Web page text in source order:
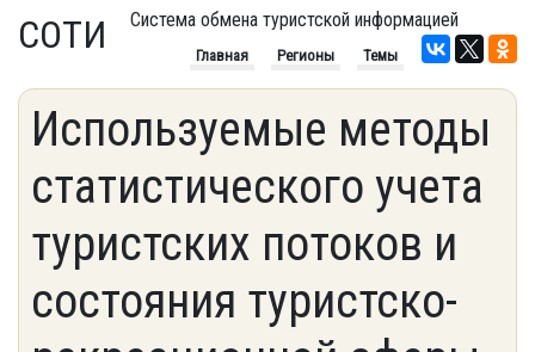
СОТИ Система обмена туристской информацией
Главная Регионы Темы
Используемые методы
статистического учета
туристских потоков и
состояния туристско-